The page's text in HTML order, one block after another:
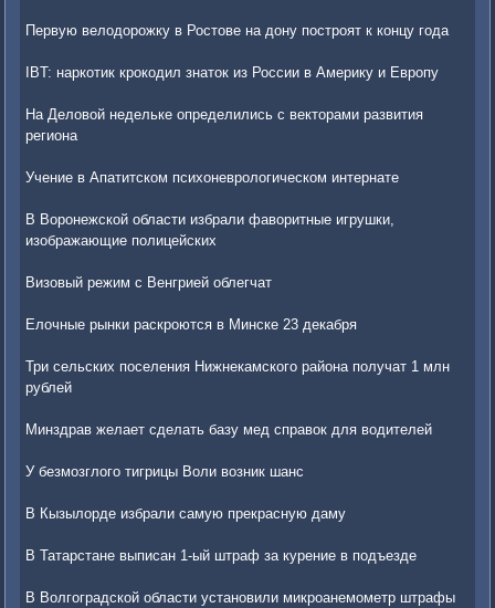
Первую велодорожку в Ростове на дону построят к концу года
IBT: наркотик крокодил знаток из России в Америку и Европу
На Деловой недельке определились с векторами развития
региона
Учение в Апатитском психоневрологическом интернате
В Воронежской области избрали фаворитные игрушки,
изображающие полицейских
Визовый режим с Венгрией облегчат
Елочные рынки раскроются в Минске 23 декабря
Три сельских поселения Нижнекамского района получат 1 млн
рублей
Минздрав желает сделать базу мед справок для водителей
У безмозглого тигрицы Воли возник шанс
В Кызылорде избрали самую прекрасную даму
В Татарстане выписан 1-ый штраф за курение в подъезде
В Волгоградской области установили микроанемометр штрафы